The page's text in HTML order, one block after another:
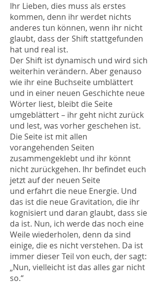
Ihr Lieben, dies muss als erstes
kommen, denn ihr werdet nichts
anderes tun können, wenn ihr nicht
glaubt, dass der Shift stattgefunden
hat und real ist.
Der Shift ist dynamisch und wird sich
weiterhin verändern. Aber genauso
wie ihr eine Buchseite umblättert
und in einer neuen Geschichte neue
Wörter liest, bleibt die Seite
umgeblättert – ihr geht nicht zurück
und lest, was vorher geschehen ist.
Die Seite ist mit allen
vorangehenden Seiten
zusammengeklebt und ihr könnt
nicht zurückgehen. Ihr befindet euch
jetzt auf der neuen Seite
und erfahrt die neue Energie. Und
das ist die neue Gravitation, die ihr
kognisiert und daran glaubt, dass sie
da ist. Nun, ich werde das noch eine
Weile wiederholen, denn da sind
einige, die es nicht verstehen. Da ist
immer dieser Teil von euch, der sagt:
„Nun, vielleicht ist das alles gar nicht
so.“